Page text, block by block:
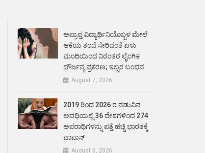
ಅಪ್ರಾಪ್ತ ವಿದ್ಯಾರ್ಥಿನಿಯೊಬ್ಬಳ ಮೇಲೆ
ಆಕೆಯ ತಂದೆ ಸೇರಿದಂತೆ ಏಳು
ಮಂದಿಯಿಂದ ನಿರಂತರ ಲೈಂಗಿಕ
ದೌರ್ಜನ್ಯ ಪ್ರಕರಣ; ಇಬ್ಬರ ಬಂಧನ
August 7, 2026
2019 ರಿಂದ 2026 ರ ನಡುವಿನ
ಅವಧಿಯಲ್ಲಿ 36 ದೇಶಗಳಿಂದ 274
ಅಪರಾಧಿಗಳನ್ನು ಪತ್ತೆ ಹಚ್ಚಿ ಭಾರತಕ್ಕೆ
ವಾಪಾಸ್
August 6, 2026